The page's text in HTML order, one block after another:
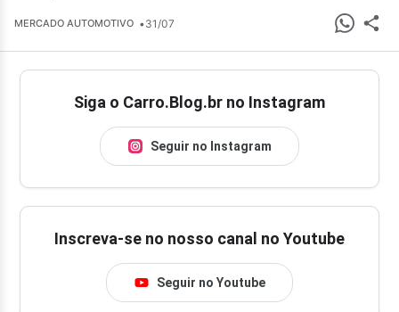
MERCADO AUTOMOTIVO •31/07
Siga o Carro.Blog.br no Instagram
Seguir no Instagram
Inscreva-se no nosso canal no Youtube
Seguir no Youtube